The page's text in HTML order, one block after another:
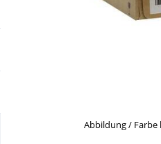
Abbildung / Farbe